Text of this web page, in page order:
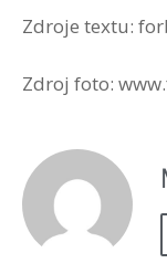
Zdroje textu:
Zdroj foto: